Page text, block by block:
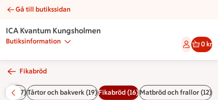
Blåbärsmuffins | Catering ICA Kvantum Kungsholmen
Gå till butikssidan
ICA Kvantum Kungsholmen
Butiksinformation 0 kr
Fikabröd
(7)Tårtor och bakverk (19)Fikabröd (16)Matbröd och frallor (12)